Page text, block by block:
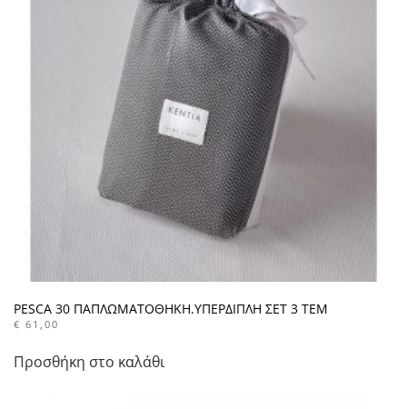
PESCA 30 ΠΑΠΛΩΜΑΤΟΘΗΚΗ.ΥΠΕΡΔΙΠΛΗ ΣΕΤ 3 ΤΕΜ
€ 61,00
Προσθήκη στο καλάθι